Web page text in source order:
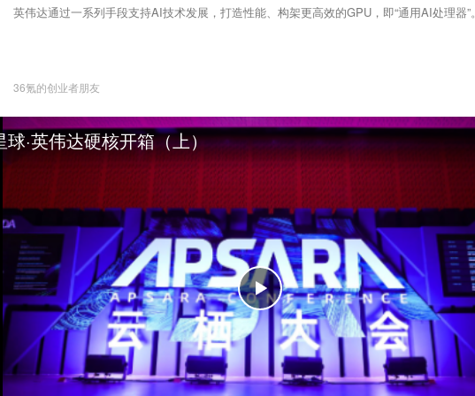
英伟达通过一系列手段支持AI技术发展，打造性能、构架更高效的GPU，即“通用AI处理器”。
36氪的创业者朋友
球·英伟达硬核开箱（上）